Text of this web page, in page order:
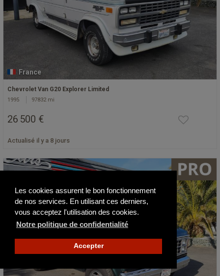
Les cookies assurent le bon fonctionnement
de nos services. En utilisant ces derniers,
vous acceptez l'utilisation des cookies.
Notre politique de confidentialité
Accepter
France
Chevrolet Van G20 Explorer Limited
1995 97832 mi
26 500 €
Actualisé il y a 8 jours